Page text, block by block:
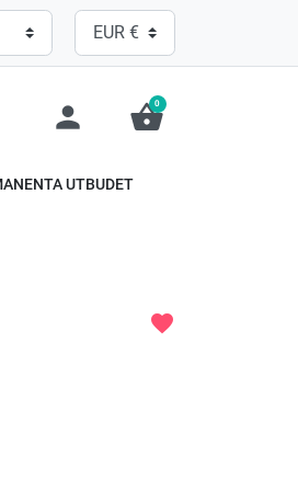
person shopping_basket
0
UTBUDET
favorite